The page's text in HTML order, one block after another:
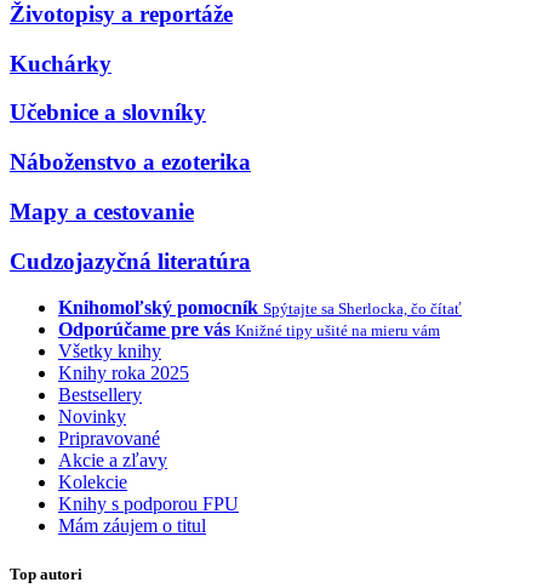
Životopisy a reportáže
Kuchárky
Učebnice a slovníky
Náboženstvo a ezoterika
Mapy a cestovanie
Cudzojazyčná literatúra
Knihomoľský pomocník Spýtajte sa Sherlocka, čo čítať
Odporúčame pre vás Knižné tipy ušité na mieru vám
Všetky knihy
Knihy roka 2025
Bestsellery
Novinky
Pripravované
Akcie a zľavy
Kolekcie
Knihy s podporou FPU
Mám záujem o titul
Top autori